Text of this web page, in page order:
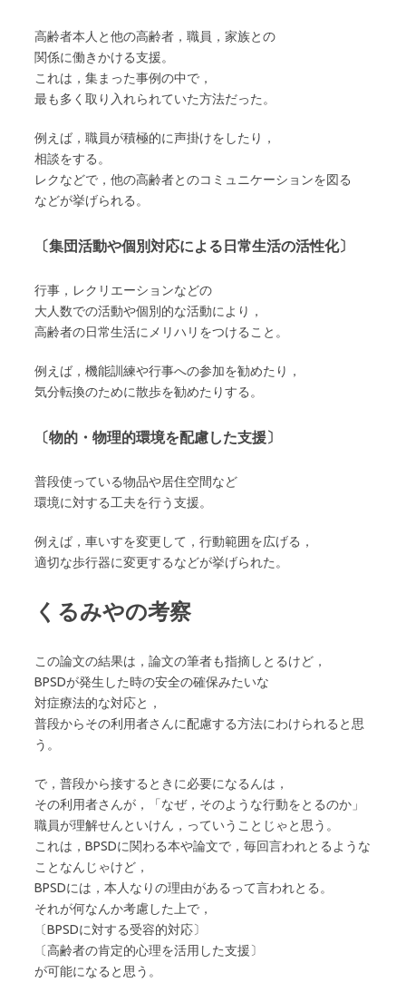
高齢者本人と他の高齢者，職員，家族との
関係に働きかける支援。
これは，集まった事例の中で，
最も多く取り入れられていた方法だった。
例えば，職員が積極的に声掛けをしたり，
相談をする。
レクなどで，他の高齢者とのコミュニケーションを図る
などが挙げられる。
〔集団活動や個別対応による日常生活の活性化〕
行事，レクリエーションなどの
大人数での活動や個別的な活動により，
高齢者の日常生活にメリハリをつけること。
例えば，機能訓練や行事への参加を勧めたり，
気分転換のために散歩を勧めたりする。
〔物的・物理的環境を配慮した支援〕
普段使っている物品や居住空間など
環境に対する工夫を行う支援。
例えば，車いすを変更して，行動範囲を広げる，
適切な歩行器に変更するなどが挙げられた。
くるみやの考察
この論文の結果は，論文の筆者も指摘しとるけど，
BPSDが発生した時の安全の確保みたいな
対症療法的な対応と，
普段からその利用者さんに配慮する方法にわけられると思
う。
で，普段から接するときに必要になるんは，
その利用者さんが，「なぜ，そのような行動をとるのか」
職員が理解せんといけん，っていうことじゃと思う。
これは，BPSDに関わる本や論文で，毎回言われとるような
ことなんじゃけど，
BPSDには，本人なりの理由があるって言われとる。
それが何なんか考慮した上で，
〔BPSDに対する受容的対応〕
〔高齢者の肯定的心理を活用した支援〕
が可能になると思う。